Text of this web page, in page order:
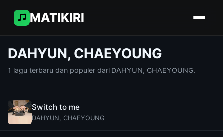
MATIKIRI
DAHYUN, CHAEYOUNG
1 lagu terbaru dan populer dari DAHYUN, CHAEYOUNG.
Switch to me
DAHYUN, CHAEYOUNG